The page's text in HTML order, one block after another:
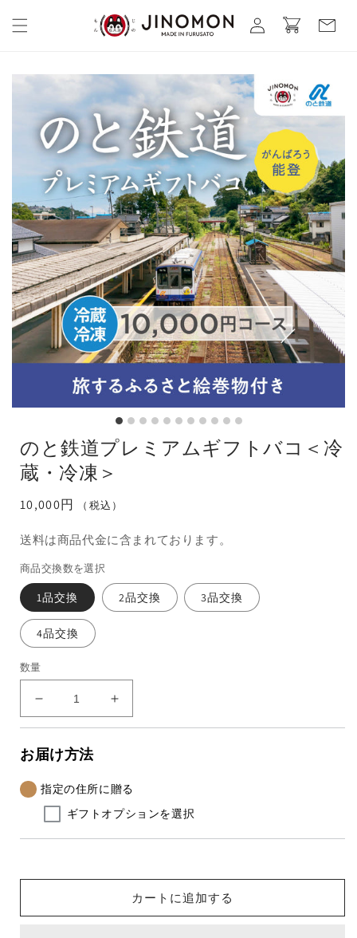
ンツに
進む
グ
イ
ー
のと鉄道プレミアムギフトバコ＜冷
蔵・冷凍＞
通
価
格
10,000円 （税込）
送料は商品代金に含まれております。
商品交換数を選択
1品交換 2品交換 3品交換
4品交換
数量
と
鉄
道
プ
レ
ミ
ア
ギ
ト
の
と
プ
ミ
ア
ギ
ト
お届け方法
指定の住所に贈る
ギフトオプションを選択
カートに追加する